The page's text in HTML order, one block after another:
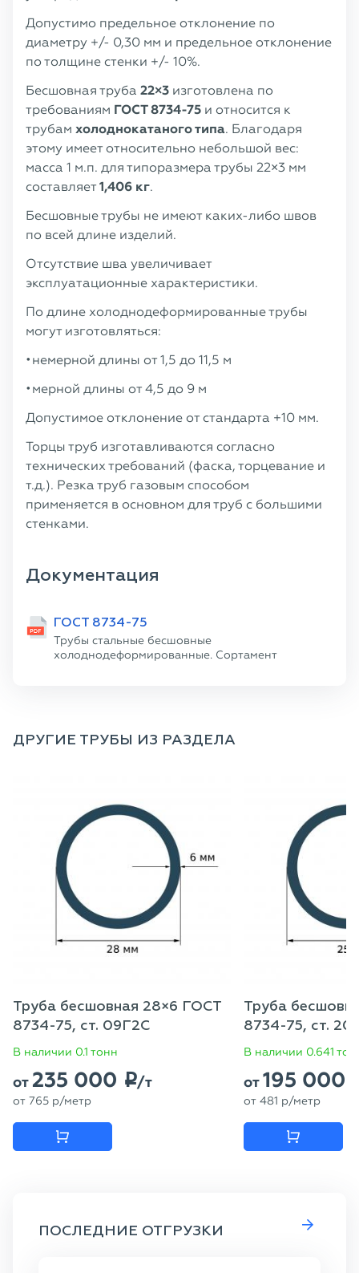
Допустимо предельное отклонение по
диаметру +/- 0,30 мм и предельное отклонение
по толщине стенки +/- 10%.
Бесшовная труба 22×3 изготовлена по
требованиям ГОСТ 8734-75 и относится к
трубам холоднокатаного типа. Благодаря
этому имеет относительно небольшой вес:
масса 1 м.п. для типоразмера трубы 22×3 мм
составляет1,406 кг.
Бесшовные трубы не имеют каких-либо швов
по всей длине изделий.
Отсутствие шва увеличивает
эксплуатационные характеристики.
По длине холоднодеформированные трубы
могут изготовляться:
немерной длины от 1,5 до 11,5 м
мерной длины от 4,5 до 9 м
Допустимое отклонение от стандарта +10 мм.
Торцы труб изготавливаются согласно
технических требований (фаска, торцевание и
т.д.). Резка труб газовым способом
применяется в основном для труб с большими
стенками.
Документация
ГОСТ 8734-75
Трубы стальные бесшовные
холоднодеформированные. Сортамент
ДРУГИЕ ТРУБЫ ИЗ РАЗДЕЛА
Труба бесшовная 28×6 ГОСТ
8734-75, ст. 09Г2С
В наличии 0.1 тонн
от 235 000 p/т
от 765 p/метр
Труба
8734-75, ст. 20
В наличии 0.641
от195 000
от 481 p/метр
ПОСЛЕДНИЕ ОТГРУЗКИ